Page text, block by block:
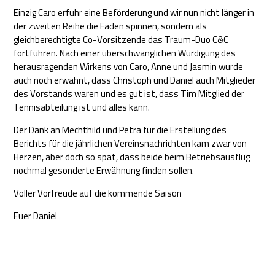
Einzig Caro erfuhr eine Beförderung und wir nun nicht länger in
der zweiten Reihe die Fäden spinnen, sondern als
gleichberechtigte Co-Vorsitzende das Traum-Duo C&C
fortführen. Nach einer überschwänglichen Würdigung des
herausragenden Wirkens von Caro, Anne und Jasmin wurde
auch noch erwähnt, dass Christoph und Daniel auch Mitglieder
des Vorstands waren und es gut ist, dass Tim Mitglied der
Tennisabteilung ist und alles kann.
Der Dank an Mechthild und Petra für die Erstellung des
Berichts für die jährlichen Vereinsnachrichten kam zwar von
Herzen, aber doch so spät, dass beide beim Betriebsausflug
nochmal gesonderte Erwähnung finden sollen.
Voller Vorfreude auf die kommende Saison
Euer Daniel